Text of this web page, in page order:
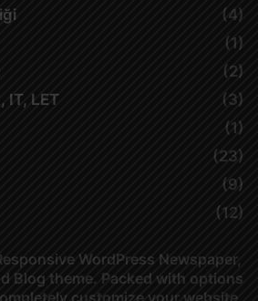
(4)
(1)
(2)
IT, LET
(3)
(1)
(23)
(9)
(12)
WordPress Newspaper,
Blog theme. Packed with options
customize your website